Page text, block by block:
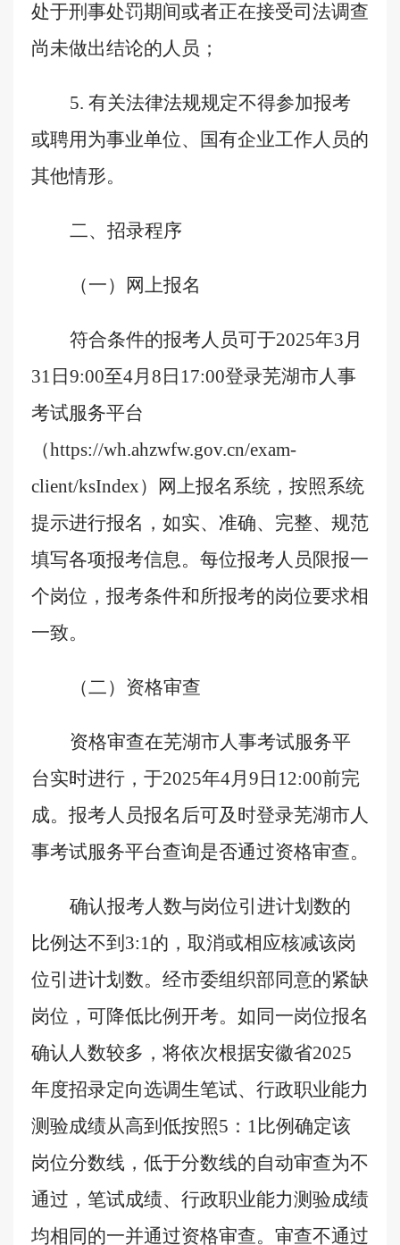
处于刑事处罚期间或者正在接受司法调查
尚未做出结论的人员；
5. 有关法律法规规定不得参加报考
或聘用为事业单位、国有企业工作人员的
其他情形。
二、招录程序
（一）网上报名
符合条件的报考人员可于2025年3月
31 日 9:00至4月 8 日 17:00登录芜湖市人事
考试服务平台
（https://wh.ahzwfw.gov.cn/exam-
client/ksIndex）网上报名系统，按照系统
提示进行报名，如实、准确、完整、规范
填写各项报考信息。每位报考人员限报一
个岗位，报考条件和所报考的岗位要求相
一致。
（二）资格审查
资格审查在芜湖市人事考试服务平
台实时进行，于2025年4月 9 日 12:00前完
成。报考人员报名后可及时登录芜湖市人
事考试服务平台查询是否通过资格审查。
确认报考人数与岗位引进计划数的
比例达不到 3:1的，取消或相应核减该岗
位引进计划数。经市委组织部同意的紧缺
岗位，可降低比例开考。 如同一岗位报名
确认人数较多，将依次根据安徽省2025
年度招录定向选调生笔试、行政职业能力
测验成绩从高到低按照5 ： 1比例确定该
岗位分数线，低于分数线的自动审查为不
通过，笔试成绩、行政职业能力测验成绩
均相同的一并通过资格审查。审查不通过